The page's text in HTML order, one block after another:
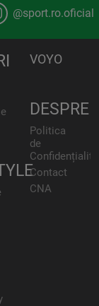
@sport.ro.oficial
VOYO
DESPRE
Politica
de
Contact
CNA